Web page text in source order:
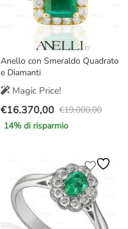
Anello con Smeraldo Quadrato
e Diamanti
Magic Price!
€19.000,00
Il
prezzo
€19.000,00.
€16.370,00
Il
prezzo
€16.370,00.
14% di risparmio